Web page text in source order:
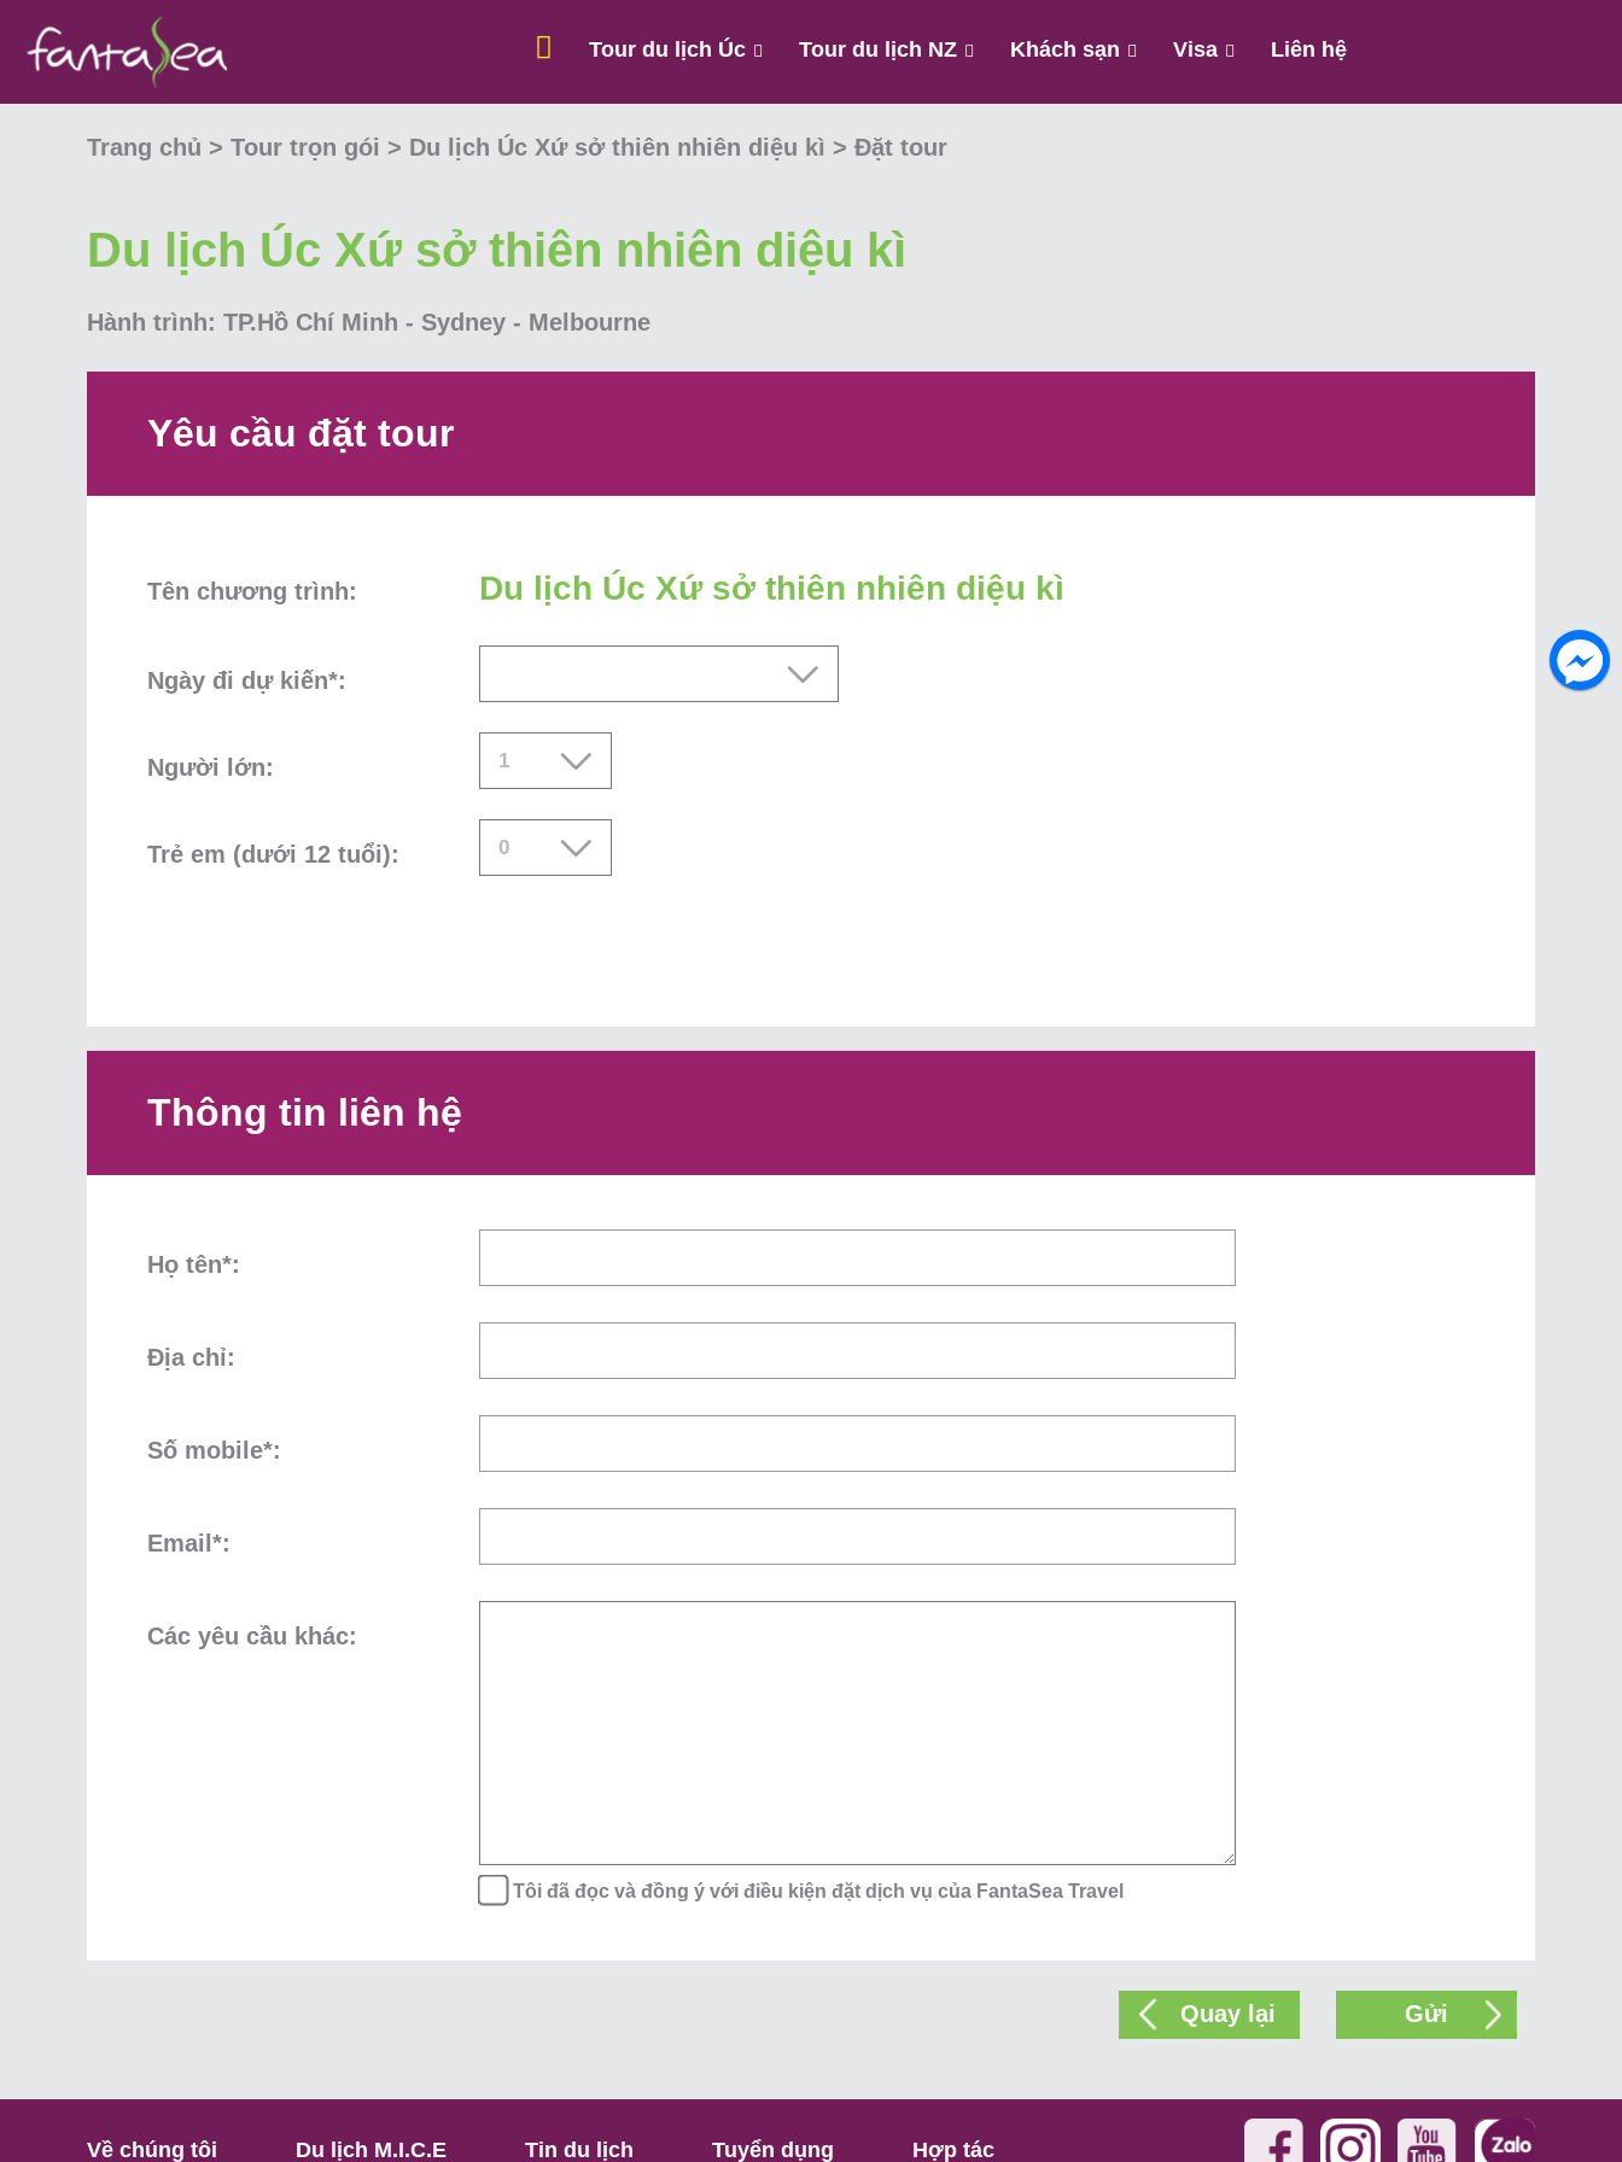
Tour du lịch Úc Tour du lịch NZ Khách sạn Visa Liên hệ
Trang chủ > Tour trọn gói > Du lịch Úc Xứ sở thiên nhiên diệu kì > Đặt tour
Du lịch Úc Xứ sở thiên nhiên diệu kì
Hành trình: TP.Hồ Chí Minh - Sydney - Melbourne
Yêu cầu đặt tour
Tên chương trình: Du lịch Úc Xứ sở thiên nhiên diệu kì
Ngày đi dự kiến*:
Người lớn:
Trẻ em (dưới 12 tuổi):
Thông tin liên hệ
Họ tên*:
Địa chỉ:
Số mobile*:
Email*:
Các yêu cầu khác:
Tôi đã đọc và đồng ý với điều kiện đặt dịch vụ của FantaSea Travel
Về chúng tôi Du lịch M.I.C.E Tin du lịch Tuyển dụng Hợp tác